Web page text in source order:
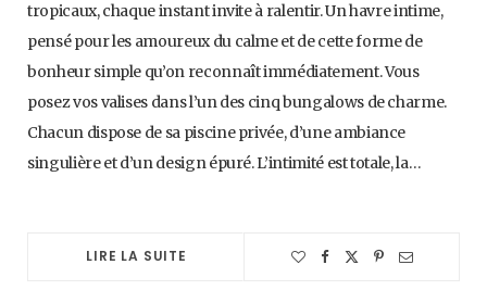
tropicaux, chaque instant invite à ralentir. Un havre intime,
pensé pour les amoureux du calme et de cette forme de
bonheur simple qu’on reconnaît immédiatement. Vous
posez vos valises dans l’un des cinq bungalows de charme.
Chacun dispose de sa piscine privée, d’une ambiance
singulière et d’un design épuré. L’intimité est totale, la…
LIRE LA SUITE